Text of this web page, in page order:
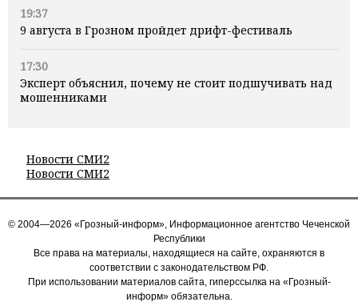
19:37
9 августа в Грозном пройдет дрифт-фестиваль
17:30
Эксперт объяснил, почему не стоит подшучивать над
мошенниками
Новости СМИ2
Новости СМИ2
© 2004—2026 «Грозный-информ», Информационное агентство Чеченской
Республики
Все права на материалы, находящиеся на сайте, охраняются в
соответствии с законодательством РФ.
При использовании материалов сайта, гиперссылка на «Грозный-
информ» обязательна.